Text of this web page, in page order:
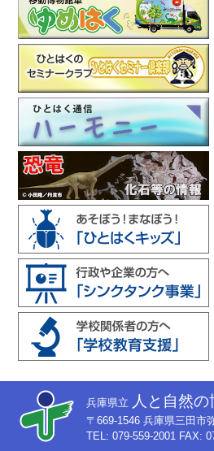
兵庫県立 人と自然の
〒669-1546 兵庫県三田市
TEL: 079-559-2001 FAX: